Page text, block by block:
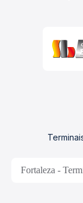
Fortaleza -